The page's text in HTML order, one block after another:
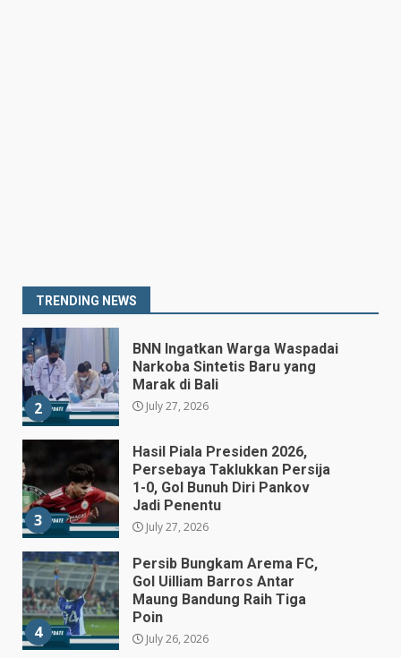
TRENDING NEWS
1
2
BNN Ingatkan Warga Waspadai
Narkoba Sintetis Baru yang
Marak di Bali
July 27, 2026
3
Hasil Piala Presiden 2026,
Persebaya Taklukkan Persija
1-0, Gol Bunuh Diri Pankov
Jadi Penentu
July 27, 2026
4
Persib Bungkam Arema FC,
Gol Uilliam Barros Antar
Maung Bandung Raih Tiga
Poin
July 26, 2026